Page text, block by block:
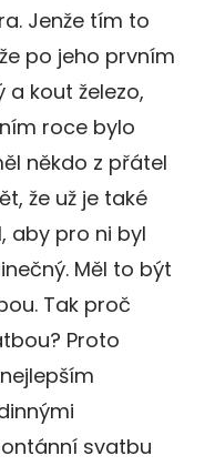
Jenže tím to
po jeho prvním
kout železo,
roce bylo
někdo z přátel
že už je také
aby pro ni byl
Měl to být
Tak proč
Proto
svatbu